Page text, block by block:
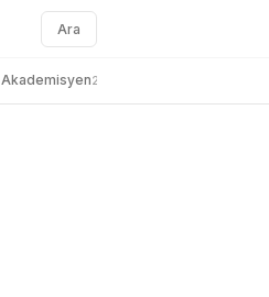
Ara
Akademisyen27